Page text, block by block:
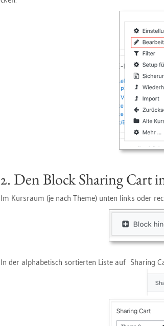
2. Den Block Sharing Cart
Im Kurs­raum (je nach Theme) unten links oder
In der al­pha­be­tisch sor­tier­ten Liste auf Sharing